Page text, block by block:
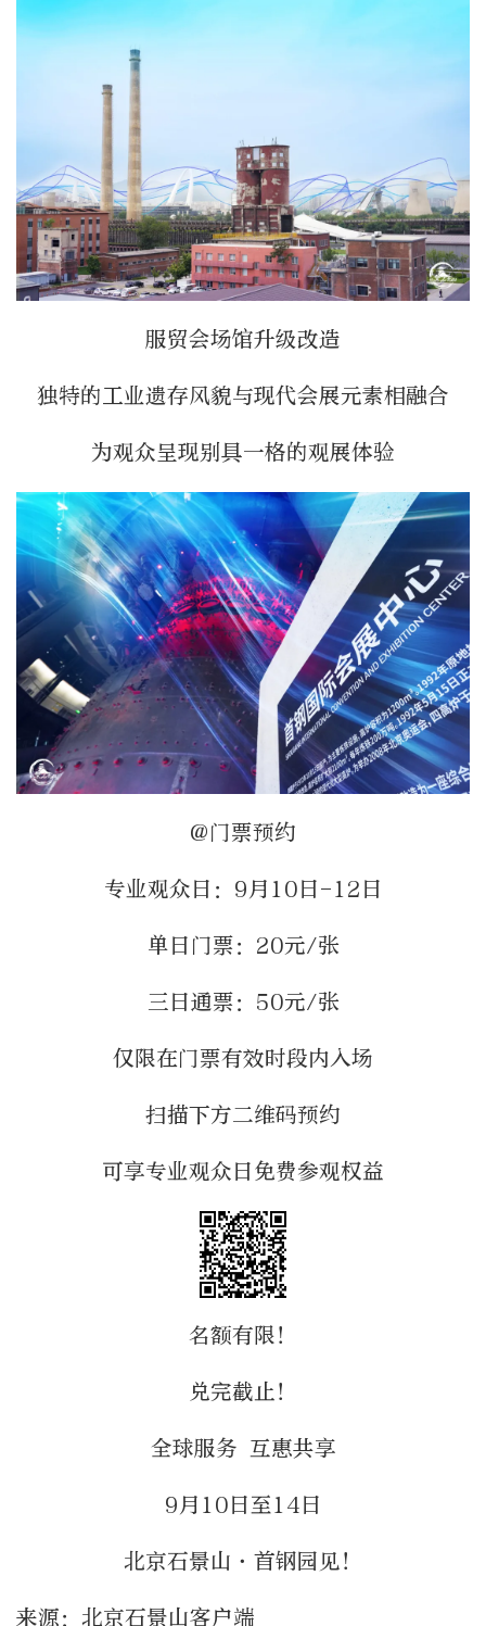
服贸会场馆升级改造
独特的工业遗存风貌与现代会展元素相融合
为观众呈现别具一格的观展体验
@门票预约
专业观众日：9月10日-12日
单日门票：20元/张
三日通票：50元/张
仅限在门票有效时段内入场
扫描下方二维码预约
可享专业观众日免费参观权益
名额有限！
兑完截止！
全球服务 互惠共享
9月10日至14日
北京石景山·首钢园见！
来源：北京石景山客户端